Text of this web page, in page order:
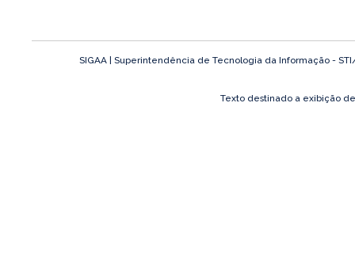
SIGAA | Superintendência de Tecnologia da Informação -
Texto destinado a exibição